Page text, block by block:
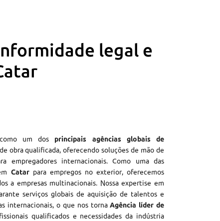
legal e
um dos principais agências globais de
obra qualificada, oferecendo soluções de mão de
empregadores internacionais. Como uma das
Catarpara empregos no exterior, oferecemos
a empresas multinacionais. Nossa expertise em
serviços globais de aquisição de talentos e
internacionais, o que nos tornaAgência líder de
qualificados e necessidades da indústria